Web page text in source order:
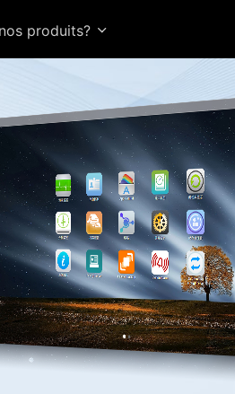
produits?